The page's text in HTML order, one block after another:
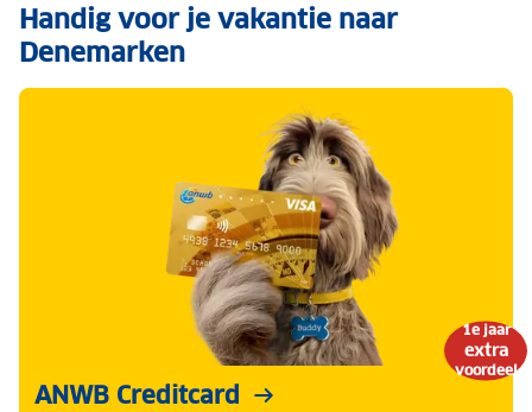
Handig voor je vakantie naar
Denemarken
1e jaar
extra
voordeel
ANWB Creditcard